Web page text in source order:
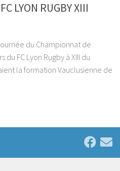
LYON RUGBY XIII
du Championnat de
FC Lyon Rugby à XIII du
la formation Vauclusienne de